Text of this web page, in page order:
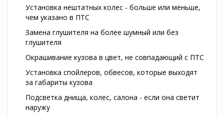
Установка нештатных колес - больше или меньше,
чем указано в ПТС
Замена глушителя на более шумный или без
глушителя
Окрашивание кузова в цвет, не совпадающий с ПТС
Установка спойлеров, обвесов, которые выходят
за габариты кузова
Подсветка днища, колес, салона - если она светит
наружу